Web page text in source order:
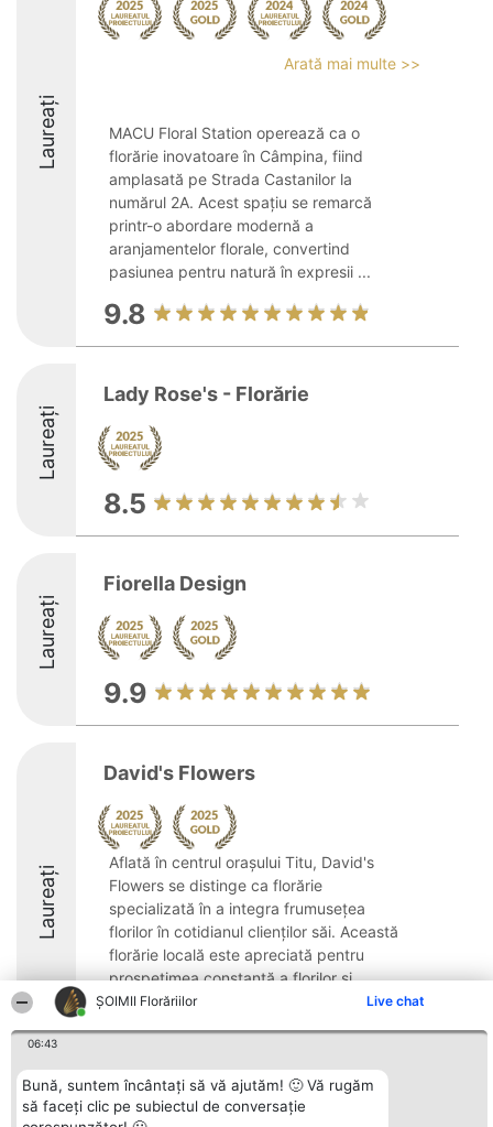
ȘOIMII Florăriilor Live chat
06:43
Bună, suntem încântați să vă ajutăm! 🙂 Vă rugăm
să faceți clic pe subiectul de conversație
Laureați
Arată mai multe >>
MACU Floral Station operează ca o
florărie inovatoare în Câmpina, fiind
amplasată pe Strada Castanilor la
numărul 2A. Acest spațiu se remarcă
printr-o abordare modernă a
aranjamentelor florale, convertind
pasiunea pentru natură în expresii ...
9.8
Laureați
Lady Rose's - Florărie
8.5
Laureați
Fiorella Design
9.9
Laureați
David's Flowers
Aflată în centrul orașului Titu, David's
Flowers se distinge ca florărie
specializată în a integra frumusețea
florilor în cotidianul clienților săi. Această
florărie locală este apreciată pentru
prospețimea constantă a florilor și
profesionalismul ...
9.7
Organizator Ranking